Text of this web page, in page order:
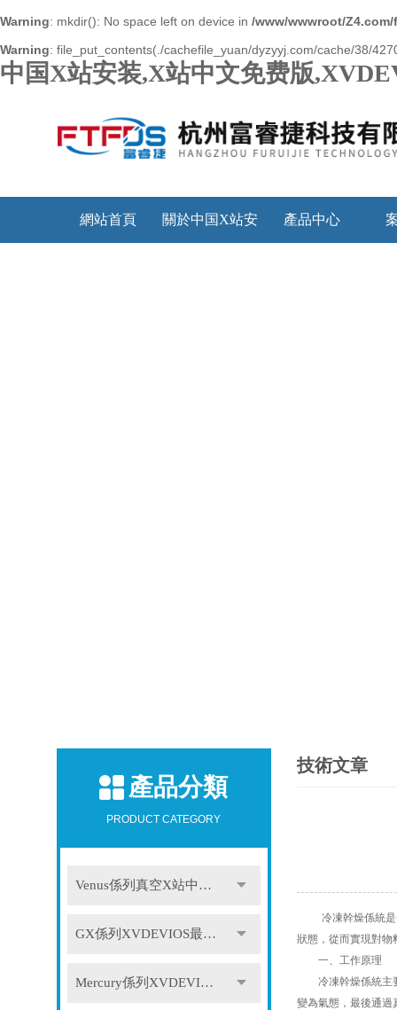
Warning: mkdir(): No space left on device in /www/wwwroot/
Warning: file_put_contents(./cachefile_yuan/dyzyyj.com/cache/38/
中国X站安装,X站中文免费版
網站首頁 關於中国X站安 產品中心
產品分類
PRODUCT CATEGORY
Venus係列真空X站中文免费版
GX係列XVDEVIOS最新版APP下载
Mercury係列XVDEVIOS最新版APP下载
技術文章
冷凍幹燥係統是一
狀態，從而實現對物
一、工作原理
冷凍幹燥係統主要
變為氣態，最後通過